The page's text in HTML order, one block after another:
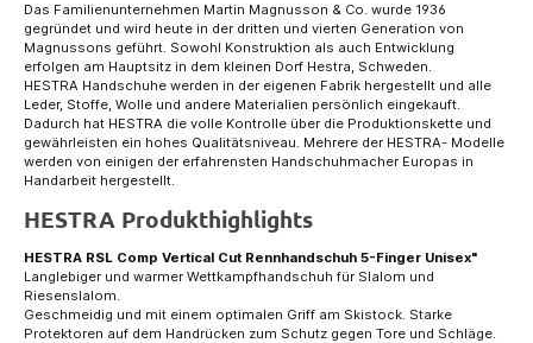
Das Familienunternehmen Martin Magnusson & Co. wurde 1936
gegründet und wird heute in der dritten und vierten Generation von
Magnussons geführt. Sowohl Konstruktion als auch Entwicklung
erfolgen am Hauptsitz in dem kleinen Dorf Hestra, Schweden.
HESTRA Handschuhe werden in der eigenen Fabrik hergestellt und alle
Leder, Stoffe, Wolle und andere Materialien persönlich eingekauft.
Dadurch hat HESTRA die volle Kontrolle über die Produktionskette und
gewährleisten ein hohes Qualitätsniveau. Mehrere der HESTRA- Modelle
werden von einigen der erfahrensten Handschuhmacher Europas in
Handarbeit hergestellt.
HESTRA Produkthighlights
HESTRA RSL Comp Vertical Cut Rennhandschuh 5-Finger Unisex"
Langlebiger und warmer Wettkampfhandschuh für Slalom und
Riesenslalom.
Geschmeidig und mit einem optimalen Griff am Skistock. Starke
Protektoren auf dem Handrücken zum Schutz gegen Tore und Schläge.